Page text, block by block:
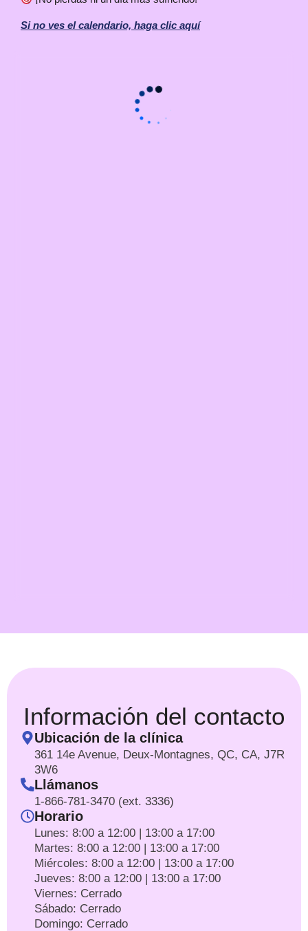
Si no ves el calendario, haga clic aquí
Información del contacto
Ubicación de la clínica
361 14e Avenue, Deux-Montagnes, QC, CA, J7R
3W6
Llámanos
1-866-781-3470 (ext. 3336)
Horario
Lunes: 8:00 a 12:00 | 13:00 a 17:00
Martes: 8:00 a 12:00 | 13:00 a 17:00
Miércoles: 8:00 a 12:00 | 13:00 a 17:00
Jueves: 8:00 a 12:00 | 13:00 a 17:00
Viernes: Cerrado
Sábado: Cerrado
Domingo: Cerrado